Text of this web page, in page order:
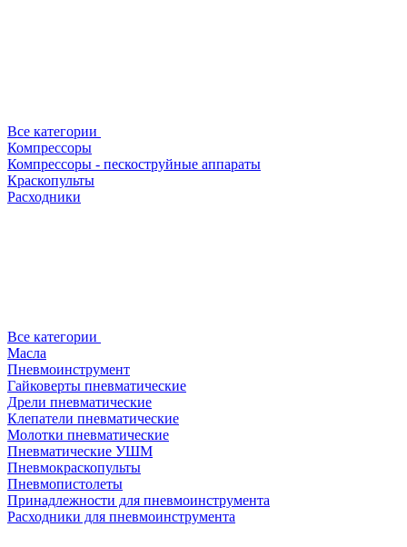
Все категории
Компрессоры
Компрессоры - пескоструйные аппараты
Краскопульты
Расходники
Все категории
Масла
Пневмоинструмент
Гайковерты пневматические
Дрели пневматические
Клепатели пневматические
Молотки пневматические
Пневматические УШМ
Пневмокраскопульты
Пневмопистолеты
Принадлежности для пневмоинструмента
Расходники для пневмоинструмента